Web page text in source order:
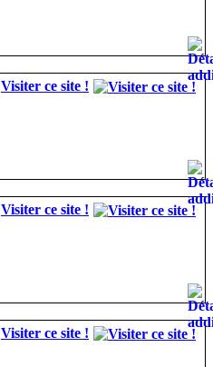
Visiter ce site !
Visiter ce site !
Visiter ce site !